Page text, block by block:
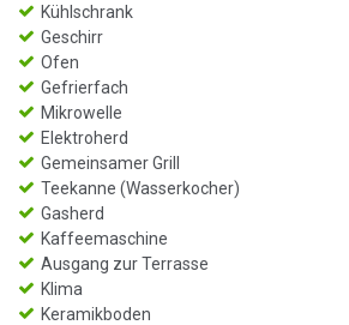
Kühlschrank
Geschirr
Ofen
Gefrierfach
Mikrowelle
Elektroherd
Gemeinsamer Grill
Teekanne (Wasserkocher)
Gasherd
Kaffeemaschine
Ausgang zur Terrasse
Klima
Keramikboden